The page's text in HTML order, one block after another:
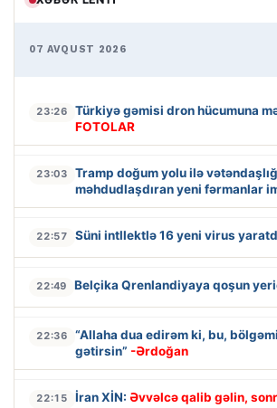
07 AVQUST 2026
23:26 Türkiyə gəmisi dron hücumuna
FOTOLAR
23:03
Tramp doğum yolu ilə
məhdudlaşdıran yeni fərmanlar
22:57 Süni intllektlə 16 yeni virus
22:49 Belçika Qrenlandiyaya qoşun
22:36
“Allaha dua edirəm ki, bu,
gətirsin” -Ərdoğan
22:15 İran XİN: Əvvəlcə qalib gəlin,